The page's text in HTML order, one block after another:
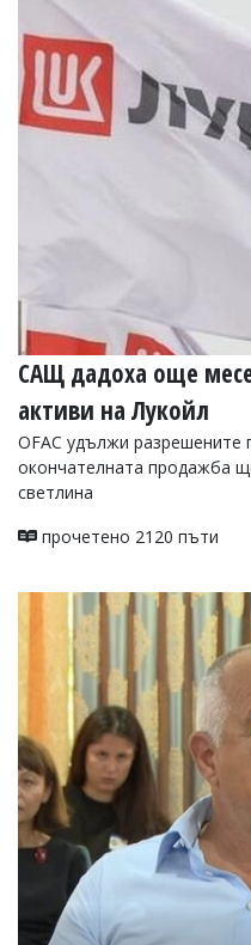
статиите
се
въвеждат
от
читателите
и
откриете
за
вас
коментар,
моля
ни!
САЩ дадоха още
активи на Лукойл
OFAC удължи разрешените
окончателната продажба
светлина
прочетено 2120 пъти